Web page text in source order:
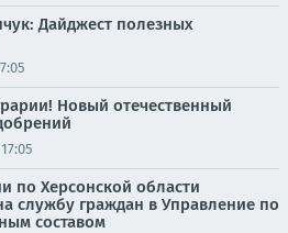
Дайджест полезных
Новый отечественный
17:05
по Херсонской области
службу граждан в Управление по
составом